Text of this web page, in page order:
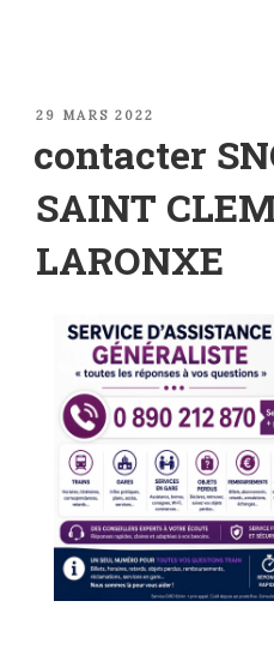
PUBLIÉ
29 MARS 2022
contacter
SAINT
LARONXE